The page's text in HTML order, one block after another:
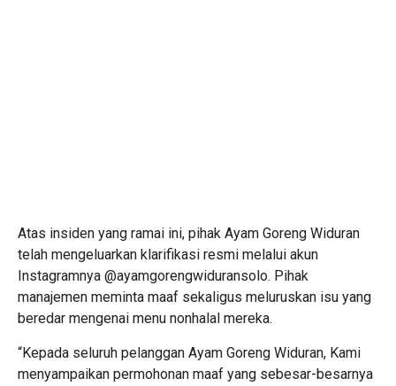
Atas insiden yang ramai ini, pihak Ayam Goreng Widuran
telah mengeluarkan klarifikasi resmi melalui akun
Instagramnya @ayamgorengwiduransolo. Pihak
manajemen meminta maaf sekaligus meluruskan isu yang
beredar mengenai menu nonhalal mereka.
“Kepada seluruh pelanggan Ayam Goreng Widuran, Kami
menyampaikan permohonan maaf yang sebesar-besarnya